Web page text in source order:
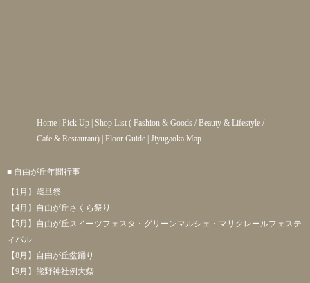
Home| Pick Up| Shop List( Fashion & Goods / Beauty & Lifestyle/
Cafe & Restaurant) | Floor Guide| Jiyugaoka Map
■ 自由が丘年間行事
【1月】歳旦祭
【4月】自由が丘さくら祭り
【5月】自由が丘スイーツフェスタ・グリーンマルシェ・マリクレールフェステ
ィバル
【8月】自由が丘盆踊り
【9月】熊野神社例大祭